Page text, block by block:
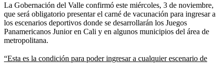
La Gobernación del Valle confirmó este miércoles, 3 de noviembre,
que será obligatorio presentar el carné de vacunación para ingresar a
los escenarios deportivos donde se desarrollarán los Juegos
Panamericanos Junior en Cali y en algunos municipios del área de
metropolitana.
“Esta es la condición para poder ingresar a cualquier escenario de